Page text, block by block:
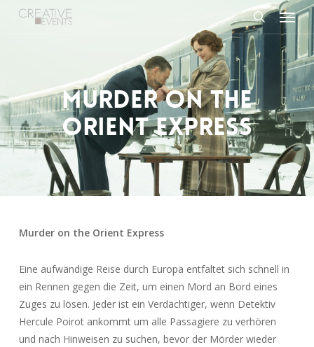
search
Menu
MURDER ON THE
ORIENT EXPRESS
Murder on the Orient Express
Eine aufwändige Reise durch Europa entfaltet sich schnell in
ein Rennen gegen die Zeit, um einen Mord an Bord eines
Zuges zu lösen. Jeder ist ein Verdächtiger, wenn Detektiv
Hercule Poirot ankommt um alle Passagiere zu verhören
und nach Hinweisen zu suchen, bevor der Mörder wieder